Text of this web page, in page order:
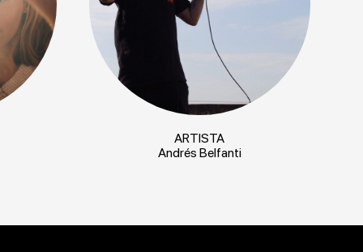
ARTISTA
Andrés Belfanti